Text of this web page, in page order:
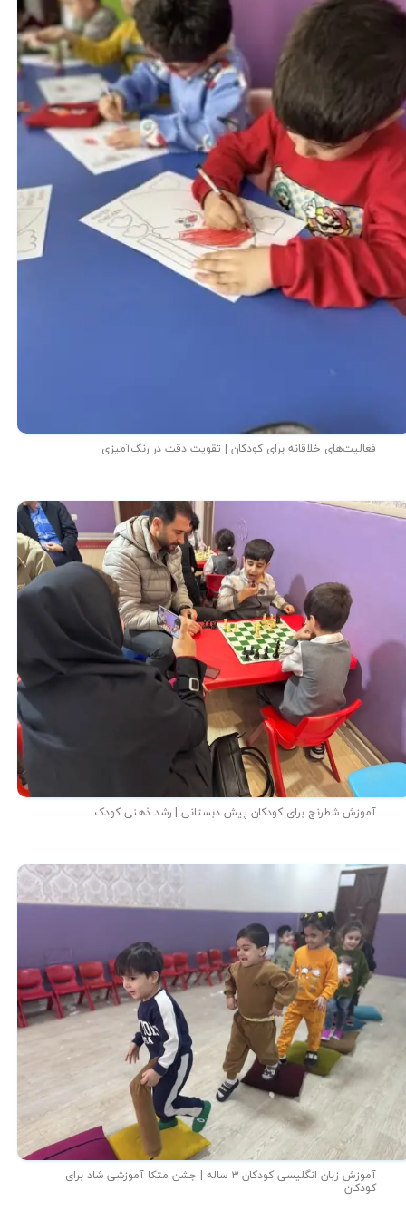
فعالیت‌های خلاقانه برای کودکان | تقویت دقت در رنگ‌آمیزی
آموزش شطرنج برای کودکان پیش دبستانی | رشد ذهنی کودک
آموزش زبان انگلیسی کودکان ۳ ساله | جشن متکا‌ آموزشی شاد برای
کودکان